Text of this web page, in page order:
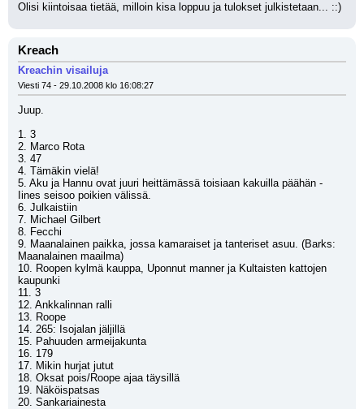
Olisi kiintoisaa tietää, milloin kisa loppuu ja tulokset julkistetaan... ::)
Kreach
Kreachin visailuja
Viesti 74 - 29.10.2008 klo 16:08:27
Juup.
1. 3
2. Marco Rota
3. 47
4. Tämäkin vielä!
5. Aku ja Hannu ovat juuri heittämässä toisiaan kakuilla päähän -
Iines seisoo poikien välissä.
6. Julkaistiin
7. Michael Gilbert
8. Fecchi
9. Maanalainen paikka, jossa kamaraiset ja tanteriset asuu. (Barks:
Maanalainen maailma)
10. Roopen kylmä kauppa, Uponnut manner ja Kultaisten kattojen
kaupunki
11. 3
12. Ankkalinnan ralli
13. Roope
14. 265: Isojalan jäljillä
15. Pahuuden armeijakunta
16. 179
17. Mikin hurjat jutut
18. Oksat pois/Roope ajaa täysillä
19. Näköispatsas
20. Sankariainesta